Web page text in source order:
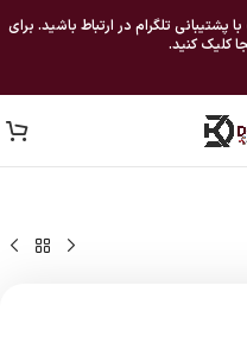
تلگرام در ارتباط باشید. برای
کلیک کنید.